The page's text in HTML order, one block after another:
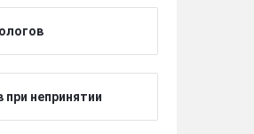
при непринятии